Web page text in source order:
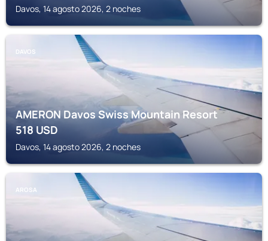
Davos, 14 agosto 2026, 2 noches
DAVOS
AMERON Davos Swiss Mountain Resort
518USD
Davos, 14 agosto 2026, 2 noches
AROSA